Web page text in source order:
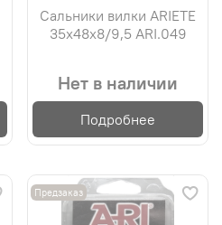
Сальники вилки ARIETE
35х48х8/9,5 ARI.049
Нет в наличии
Подробнее
Предзаказ